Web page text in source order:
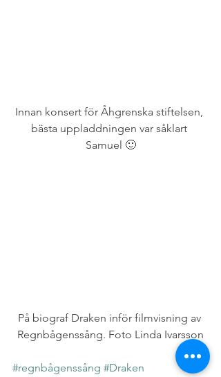
Innan konsert för Åhgrenska stiftelsen,
bästa uppladdningen var såklart
Samuel 🙂
På biograf Draken inför filmvisning av
Regnbågenssång. Foto Linda Ivarsson
#regnbågenssång #Draken